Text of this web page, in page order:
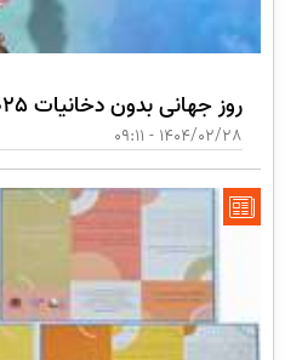
روز جهانی بدون دخانیات 2025
1404/02/28 - 09:11